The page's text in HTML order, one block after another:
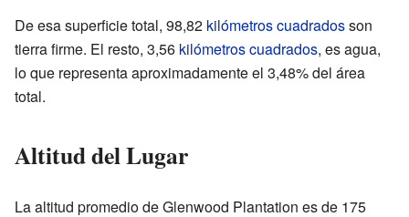
De esa superficie total, 98,82 kilómetros cuadradosson
tierra firme. El resto, 3,56 kilómetros cuadrados, es agua,
lo que representa aproximadamente el 3,48% del área
total.
Altitud del Lugar
La altitud promedio de Glenwood Plantation es de 175